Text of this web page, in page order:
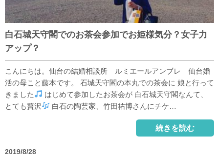
白石城天守閣でのお茶会参加でお姫様気分？女子力
アップ？
こんにちは。仙台の結婚相談所 ルミエールアンブレ 仙台婚
活の母こと藤本です。 石城天守閣の本丸での茶会に 娘と行って
きました
はじめて参加したお茶会が 白石城天守閣なんて、
とても贅沢
白石の陶芸家、竹田祐博さんにチケ…
続きを読む
2019/8/28